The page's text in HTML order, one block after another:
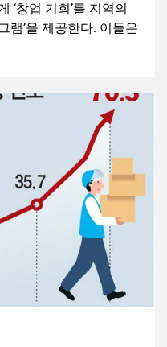
‘창업 기회’를 지역의
램’을 제공한다. 이들은